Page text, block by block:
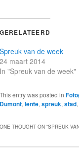
GERELATEERD
Spreuk van de week
24 maart 2014
In "Spreuk van de week"
This entry was posted in
Dumont, lente, spreuk, stad,
ONE THOUGHT ON “SPREUK